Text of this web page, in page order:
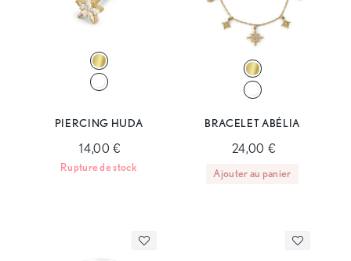
PIERCING HUDA
14,00 €
Rupture de stock
BRACELET ABÉLIA
24,00 €
Ajouter au panier